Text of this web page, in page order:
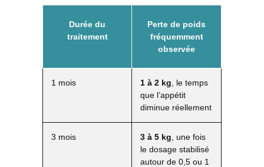
Durée du
traitement
Perte de poids
fréquemment
observée
1 mois 1 à 2 kg , le temps
que l’appétit
diminue réellement
3 mois 3 à 5 kg , une fois
le dosage stabilisé
autour de 0,5 ou 1